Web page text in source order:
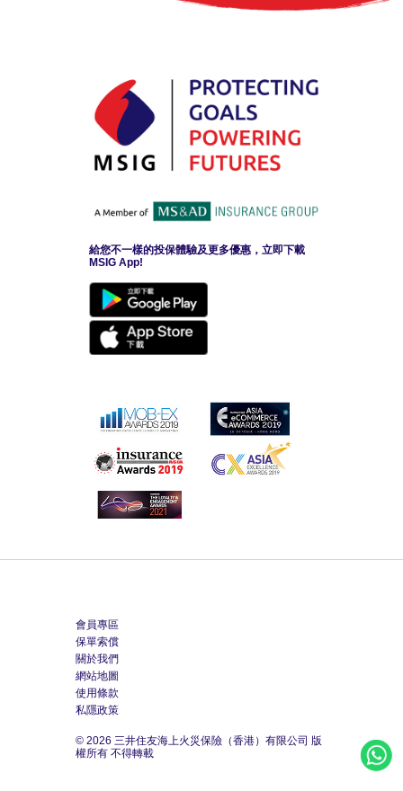
給您不一樣的投保體驗及更多優惠，立即下載
MSIG App!
會員專區
保單索償
關於我們
網站地圖
使用條款
私隱政策
© 2026 三井住友海上火災保險（香港）有限公司 版
權所有 不得轉載